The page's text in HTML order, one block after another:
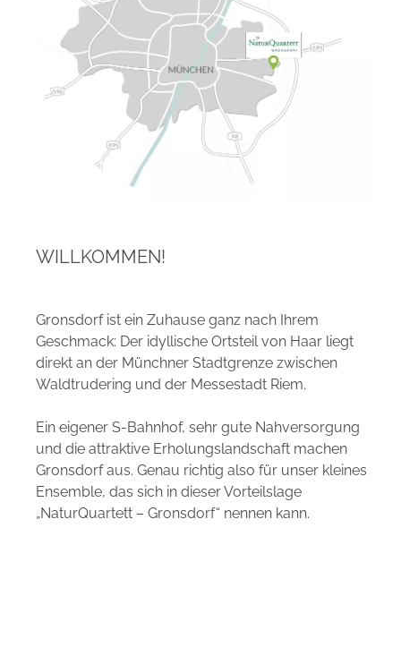
WILLKOMMEN!
Gronsdorf ist ein Zuhause ganz nach Ihrem
Geschmack: Der idyllische Ortsteil von Haar liegt
direkt an der Münchner Stadtgrenze zwischen
Waldtrudering und der Messestadt Riem.
Ein eigener S-Bahnhof, sehr gute Nahversorgung
und die attraktive Erholungslandschaft machen
Gronsdorf aus. Genau richtig also für unser kleines
Ensemble, das sich in dieser Vorteilslage
„NaturQuartett – Gronsdorf“ nennen kann.